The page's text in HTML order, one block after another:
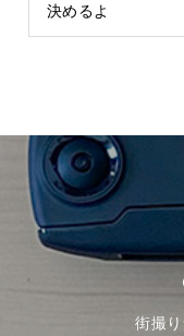
決めるよ
街撮